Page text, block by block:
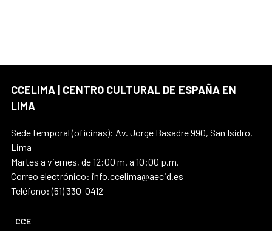
CCELIMA | CENTRO CULTURAL DE ESPAÑA EN
LIMA
Sede temporal (oficinas): Av. Jorge Basadre 990, San Isidro,
Lima
Martes a viernes, de 12:00 m. a 10:00 p.m.
Correo electrónico: info.ccelima@aecid.es
Teléfono: (51) 330-0412
CCE